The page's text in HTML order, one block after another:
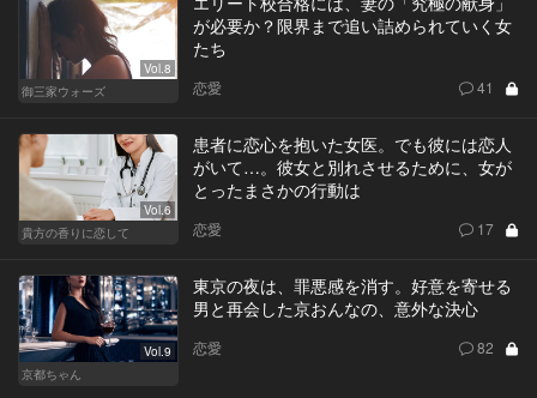
Vol.8
御三家ウォーズ
が必要か？限界まで追い詰められていく女
たち
恋愛 41
Vol.6
貴方の香りに恋して
患者に恋心を抱いた女医。でも彼には恋人
がいて…。彼女と別れさせるために、女が
とったまさかの行動は
恋愛 17
Vol.9
京都ちゃん
東京の夜は、罪悪感を消す。好意を寄せる
男と再会した京おんなの、意外な決心
恋愛 82